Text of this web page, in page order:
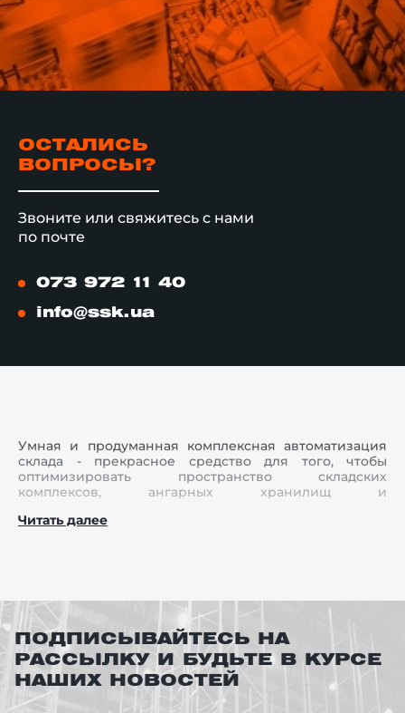
ОСТАЛИСЬ
ВОПРОСЫ?
Звоните или свяжитесь с нами
по почте
073 972 11 40
info@ssk.ua
Умная и продуманная комплексная автоматизация
склада - прекрасное средство для того, чтобы
оптимизировать пространство складских
комплексов, ангарных хранилищ и
Автоматизация склада от
Склад Сервис Киев
Ресурс SSK дает огромный ассортимент устройств,
благодаря которым вопросы по налаживанию
Читать далее
ПОДПИСЫВАЙТЕСЬ НА
РАССЫЛКУ И БУДЬТЕ В КУРСЕ
НАШИХ НОВОСТЕЙ